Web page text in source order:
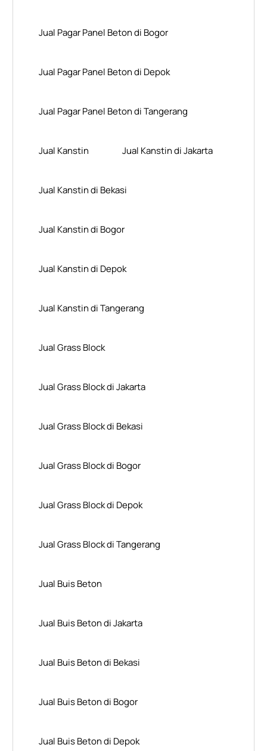
Jual Pagar Panel Beton di Bogor
Jual Pagar Panel Beton di Depok
Jual Pagar Panel Beton di Tangerang
Jual Kanstin Jual Kanstin di Jakarta
Jual Kanstin di Bekasi
Jual Kanstin di Bogor
Jual Kanstin di Depok
Jual Kanstin di Tangerang
Jual Grass Block
Jual Grass Block di Jakarta
Jual Grass Block di Bekasi
Jual Grass Block di Bogor
Jual Grass Block di Depok
Jual Grass Block di Tangerang
Jual Buis Beton
Jual Buis Beton di Jakarta
Jual Buis Beton di Bekasi
Jual Buis Beton di Bogor
Jual Buis Beton di Depok